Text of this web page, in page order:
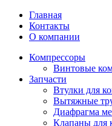
Главная
Контакты
О компании
Компрессоры
Винтовые
Запчасти
Втулки для
Вытяжные
Диафрагма
Клапаны для